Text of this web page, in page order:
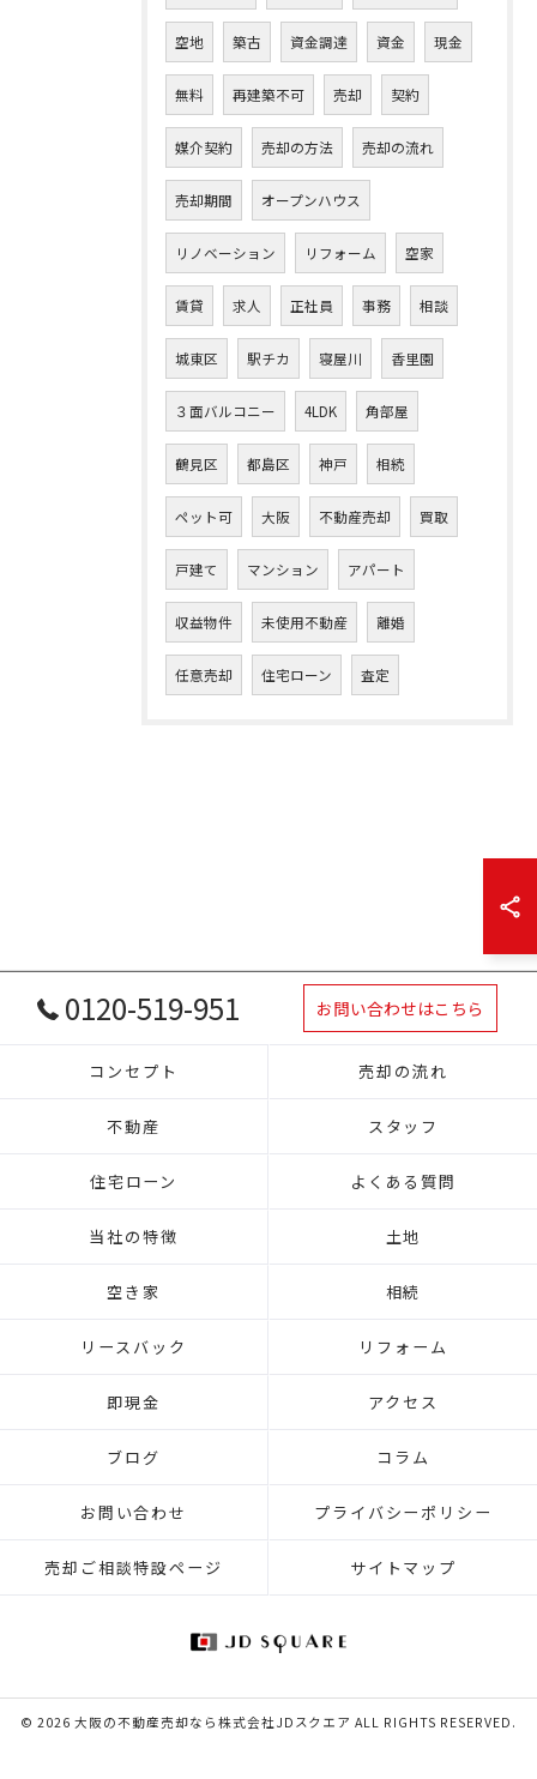
空地 築古 資金調達 資金 現金
無料 再建築不可 売却 契約
媒介契約 売却の方法 売却の流れ
売却期間 オープンハウス
リノベーション リフォーム 空家
賃貸 求人 正社員 事務 相談
城東区 駅チカ 寝屋川 香里園
３面バルコニー 4LDK 角部屋
鶴見区 都島区 神戸 相続
ペット可 大阪 不動産売却 買取
戸建て マンション アパート
収益物件 未使用不動産 離婚
任意売却 住宅ローン 査定
0120-519-951 お問い合わせはこちら
コンセプト 売却の流れ
不動産 スタッフ
住宅ローン よくある質問
当社の特徴 土地
空き家 相続
リースバック リフォーム
即現金 アクセス
ブログ コラム
お問い合わせ プライバシーポリシー
売却ご相談特設ページ サイトマップ
© 2026 大阪の不動産売却なら株式会社JDスクエア ALL RIGHTS RESERVED.